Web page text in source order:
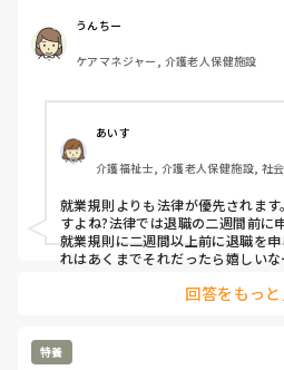
これに従うと
有給を消化を考えると7か月前に
こんな就業規則はどうなんでしょう
まあ、労基の方が優先されるから
医師の診断書を出したら直ぐに退
ぶっちゃけ、体調不良の原因は退
で、労災では？と思ってしまいま
うちの職場がやたら退職代行利用
業ですと自ら言っているようなも
うんちー
ケアマネジャー, 介護老人保健施設
あいす
介護福祉士, 介護老人保健施設, 社
就業規則よりも法律が優先されま
すよね?法律では退職の二週間前に
就業規則に二週間以上前に退職を
れはあくまでそれだったら嬉しい
ゃお世話になった職場なら従って
回答をもっと
特養